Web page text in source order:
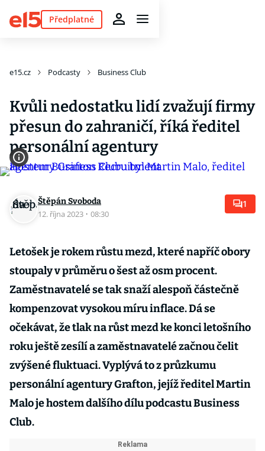
Předplatné
e15.cz Podcasty Business Club
Kvůli nedostatku lidí zvažují firmy
přesun do zahraničí, říká ředitel
personální agentury
Štěpán Svoboda
12. října 2023 · 08:30
1
Letošek je rokem růstu mezd, které napříč obory
stoupaly v průměru o šest až osm procent.
Zaměstnavatelé se tak snaží alespoň částečně
kompenzovat vysokou míru inflace. Dá se
očekávat, že tlak na růst mezd ke konci letošního
roku ještě zesílí a zaměstnavatelé začnou čelit
zvýšené fluktuaci. Vyplývá to z průzkumu
personální agentury Grafton, jejíž ředitel Martin
Malo je hostem dalšího dílu podcastu Business
Club.